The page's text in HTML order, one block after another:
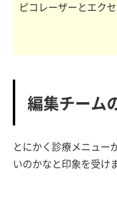
ピコレーザーとエク
編集チーム
とにかく診療メニュー
いのかなと印象を受け